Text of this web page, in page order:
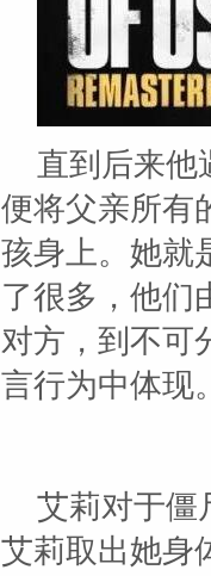
直到后来他
便将父亲所有
孩身上。她就
了很多，他们
对方，到不可
言行为中体现
艾莉对于僵
艾莉取出她身